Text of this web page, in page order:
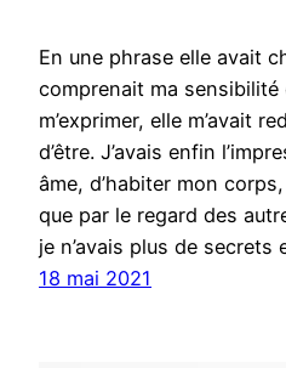
En une phrase elle avait
comprenait ma sensibilité
m’exprimer, elle m’avait
d’être. J’avais enfin
âme, d’habiter mon
que par le regard des
je n’avais plus de
18 mai 2021